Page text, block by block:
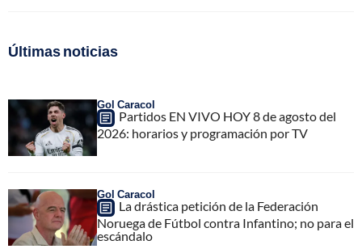
Últimas noticias
Gol Caracol
Partidos EN VIVO HOY 8 de agosto del
2026: horarios y programación por TV
Gol Caracol
La drástica petición de la Federación
Noruega de Fútbol contra Infantino; no para el
escándalo